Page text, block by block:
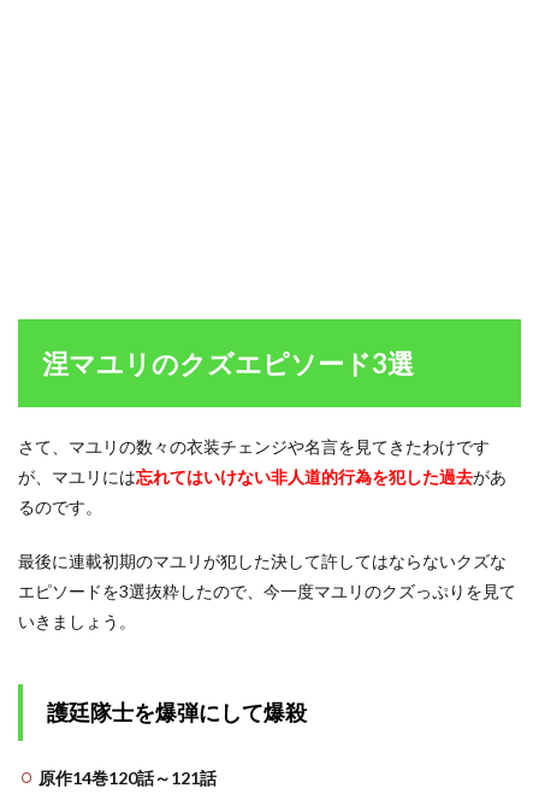
涅マユリのクズエピソード3選
さて、マユリの数々の衣装チェンジや名言を見てきたわけです
が、マユリには忘れてはいけない非人道的行為を犯した過去があ
るのです。
最後に連載初期のマユリが犯した決して許してはならないクズな
エピソードを3選抜粋したので、今一度マユリのクズっぷりを見て
いきましょう。
護廷隊士を爆弾にして爆殺
原作14巻120話～121話